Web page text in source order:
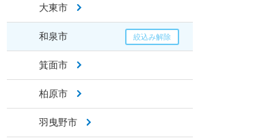
大東市
和泉市
箕面市
柏原市
羽曳野市